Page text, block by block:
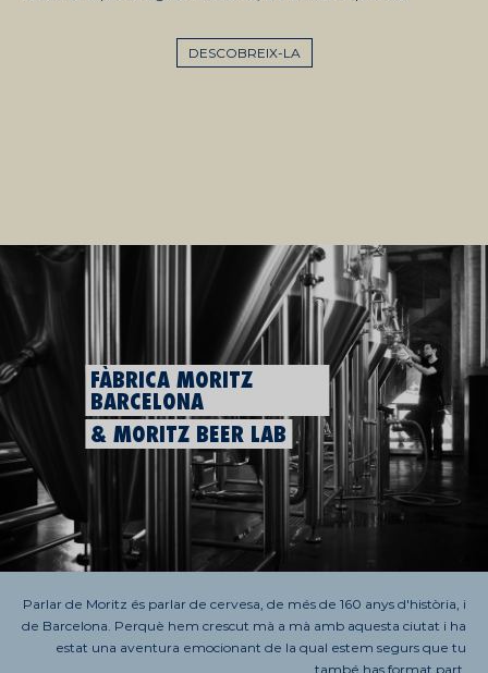
DESCOBREIX-LA
FÀBRICA MORITZ
BARCELONA
& MORITZ BEER LAB
Parlar de Moritz és parlar de cervesa, de més de 160 anys d'història, i
de Barcelona. Perquè hem crescut mà a mà amb aquesta ciutat i ha
estat una aventura emocionant de la qual estem segurs que tu
també has format part.